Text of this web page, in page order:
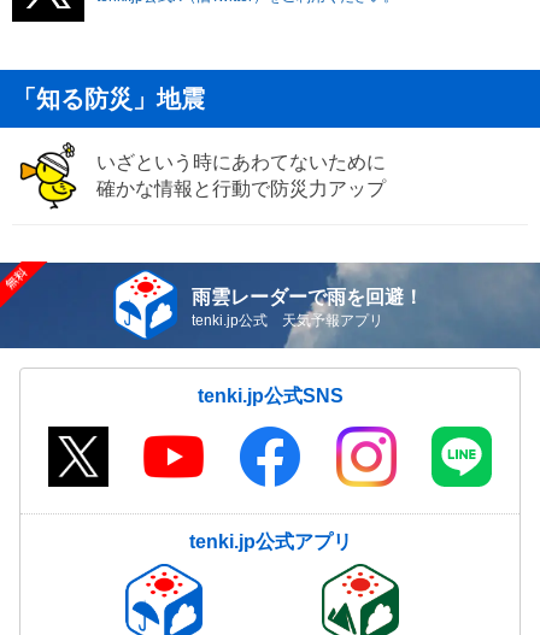
「知る防災」地震
いざという時にあわてないために
確かな情報と行動で防災力アップ
雨雲レーダーで雨を回避！
tenki.jp公式 天気予報アプリ
tenki.jp公式SNS
tenki.jp公式アプリ